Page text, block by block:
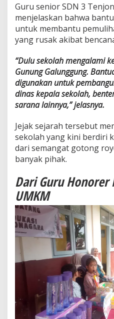
Guru senior SDN 3
menjelaskan bahwa
untuk membantu
yang rusak akibat
“Dulu sekolah mengalami
Gunung Galunggung.
digunakan untuk
dinas kepala sekolah,
sarana lainnya,” jelasnya.
Jejak sejarah tersebut
sekolah yang kini berdiri
dari semangat gotong
banyak pihak.
Dari Guru
UMKM